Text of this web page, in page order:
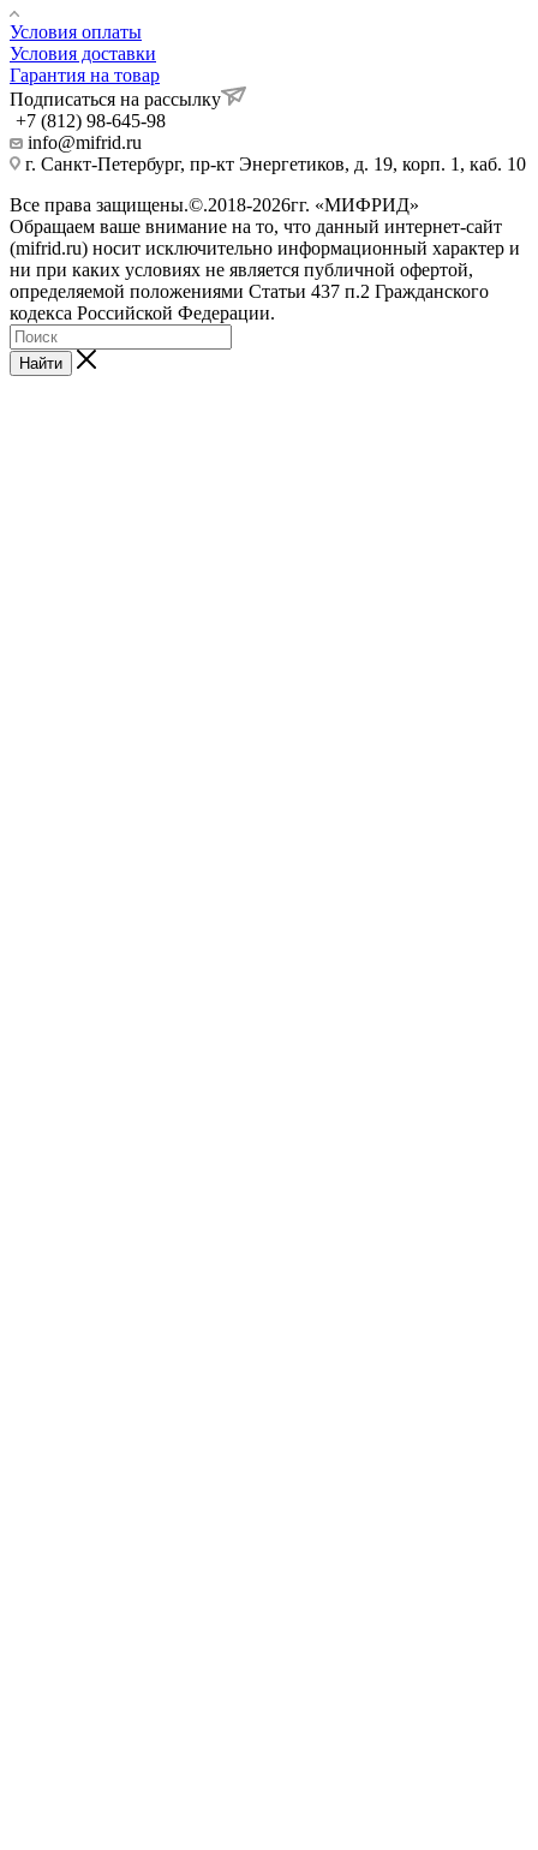
Условия оплаты
Условия доставки
Гарантия на товар
Подписаться на рассылку
+7 (812) 98-645-98
info@mifrid.ru
г. Санкт-Петербург, пр-кт Энергетиков, д. 19, корп. 1, каб. 10
Все права защищены.©.2018-2026гг. «МИФРИД»
Обращаем ваше внимание на то, что данный интернет-сайт
(mifrid.ru) носит исключительно информационный характер и
ни при каких условиях не является публичной офертой,
определяемой положениями Статьи 437 п.2 Гражданского
кодекса Российской Федерации.
Найти